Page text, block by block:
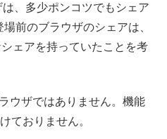
、多少ポンコツでもシェア
前のブラウザのシェアは、
ェアを持っていたことを考
ウザではありません。機能
ておりません。